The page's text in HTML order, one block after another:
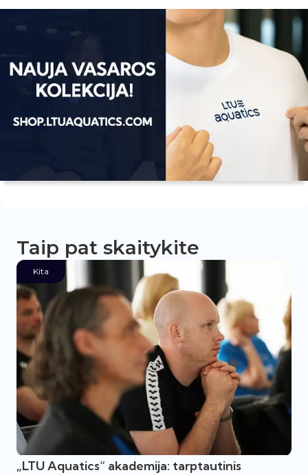
Taip pat skaitykite
Kita
„LTU Aquatics“ akademija: tarptautinis